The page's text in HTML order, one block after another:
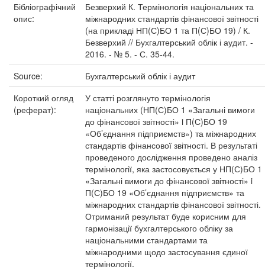
Бібліографічний
опис:
Безверхий К. Термінологія національних та
міжнародних стандартів фінансової звітності
(на прикладі НП(С)БО 1 та П(С)БО 19) / К.
Безверхий // Бухгалтерський облік і аудит. -
2016. - № 5. - С. 35-44.
Source:
Бухгалтерський облік і аудит
Короткий огляд
(реферат):
У статті розглянуто термінологія
національних (НП(С)БО 1 «Загальні вимоги
до фінансової звітності» i П(С)БО 19
«Об’єднання підприємств») та міжнародних
стандартів фінансової звітності. В результаті
проведеного дослідження проведено аналіз
термінології, яка застосовується у НП(С)БО 1
«Загальні вимоги до фінансової звітності» i
П(С)БО 19 «Об’єднання підприємств» та
міжнародних стандартів фінансової звітності.
Отриманий результат буде корисним для
гармонізації бухгалтерського обліку за
національними стандартами та
міжнародними щодо застосування єдиної
термінології.